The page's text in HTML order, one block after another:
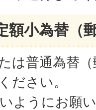
額小為替（
は普通為替
ださい。
ようにお願